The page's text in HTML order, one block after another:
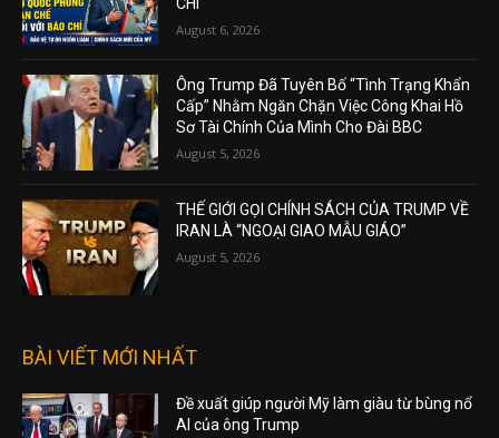
August 6, 2026
Ông Trump Đã Tuyên Bố “Tình Trạng Khẩn
Cấp” Nhằm Ngăn Chặn Việc Công Khai Hồ
Sơ Tài Chính Của Mình Cho Đài BBC
August 5, 2026
THẾ GIỚI GỌI CHÍNH SÁCH CỦA TRUMP VỀ
IRAN LÀ “NGOẠI GIAO MẪU GIÁO”
August 5, 2026
BÀI VIẾT MỚI NHẤT
Đề xuất giúp người Mỹ làm giàu từ bùng nổ
AI của ông Trump